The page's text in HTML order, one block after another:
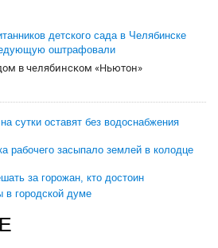
детского сада в Челябинске
оштрафовали
в челябинском «Ньютон»
сутки оставят без водоснабжения
рабочего засыпало землей в колодце
за горожан, кто достоин
в городской думе